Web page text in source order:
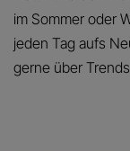
im Sommer oder
jeden Tag aufs
gerne über